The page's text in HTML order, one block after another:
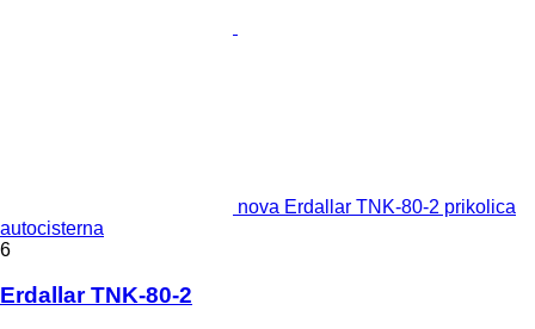
nova Erdallar TNK-80-2 prikolica
autocisterna
6
Erdallar TNK-80-2